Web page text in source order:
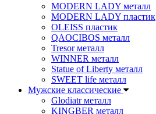
MODERN LADY металл
MODERN LADY пластик
OLEISS пластик
QAOCIBOS металл
Tresor металл
WINNER металл
Statue of Liberty металл
SWEET life металл
Мужские классические
Glodiatr металл
KINGBER металл